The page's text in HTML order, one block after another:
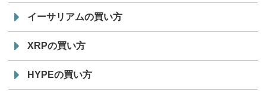
イーサリアムの買い方
XRPの買い方
HYPEの買い方